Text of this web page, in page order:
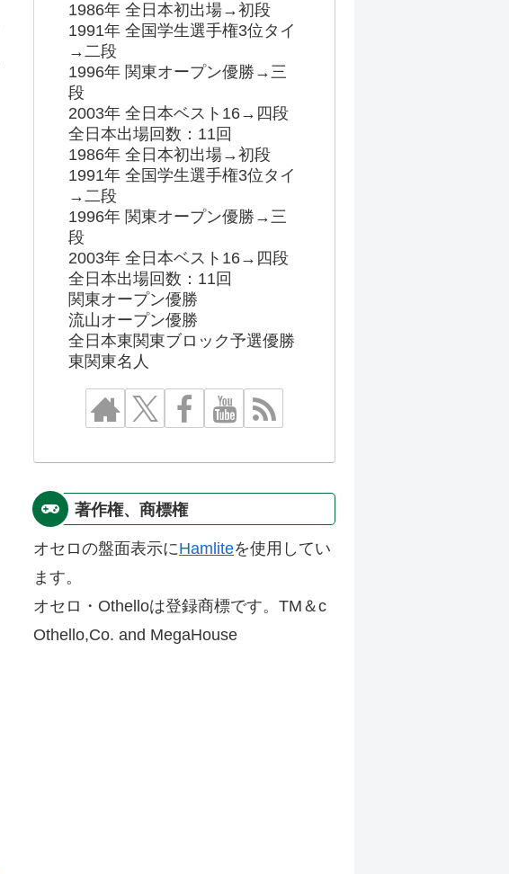
1986年 全日本初出場→初段
1991年 全国学生選手権3位タイ
→二段
1996年 関東オープン優勝→三
段
2003年 全日本ベスト16→四段
全日本出場回数：11回
1986年 全日本初出場→初段
1991年 全国学生選手権3位タイ
→二段
1996年 関東オープン優勝→三
段
2003年 全日本ベスト16→四段
全日本出場回数：11回
関東オープン優勝
流山オープン優勝
全日本東関東ブロック予選優勝
東関東名人
著作権、商標権
オセロの盤面表示にHamliteを使用してい
ます。
オセロ・Othelloは登録商標です。TM＆c
Othello,Co. and MegaHouse